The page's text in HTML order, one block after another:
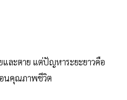
และตาย แต่ปัญหาระยะยาวคือ
นคุณภาพชีวิต